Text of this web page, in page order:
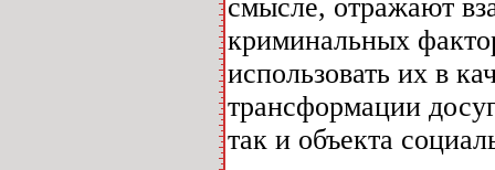
смысле, отражают
криминальных
использовать их в
трансформации
так и объекта